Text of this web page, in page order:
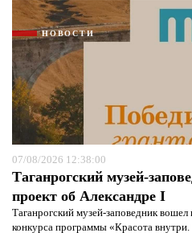
НОВОСТИ
07/08/2026 12:38:00
Таганрогский музей-
проект об Александре I
Таганрогский музей-заповедник вошел
конкурса программы «Красота